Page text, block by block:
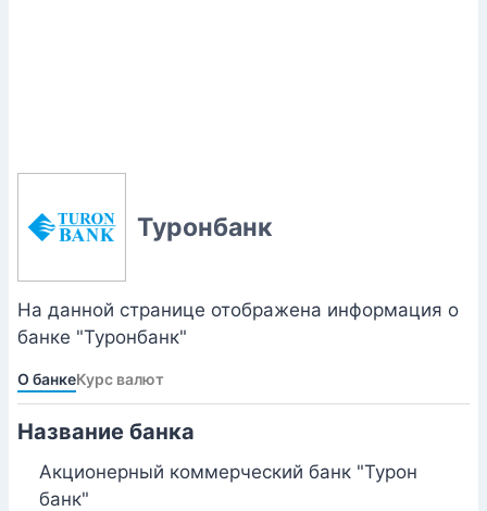
Туронбанк
На данной странице отображена информация о
банке "Туронбанк"
О банкеКурс валют
Название банка
Акционерный коммерческий банк "Турон
банк"